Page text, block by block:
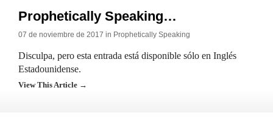
Prophetically Speaking…
07 de noviembre de 2017 in Prophetically Speaking
Disculpa, pero esta entrada está disponible sólo en Inglés
Estadounidense.
View This Article →